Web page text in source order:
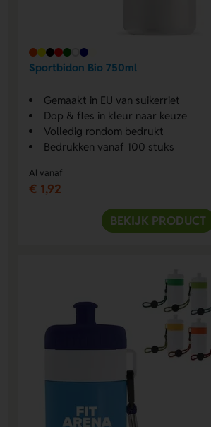
Sportbidon Bio 750ml
Gemaakt in EU van suikerriet
Dop & fles in kleur naar keuze
Volledig rondom bedrukt
Bedrukken vanaf 100 stuks
Al vanaf
€ 1,92
BEKIJK PRODUCT